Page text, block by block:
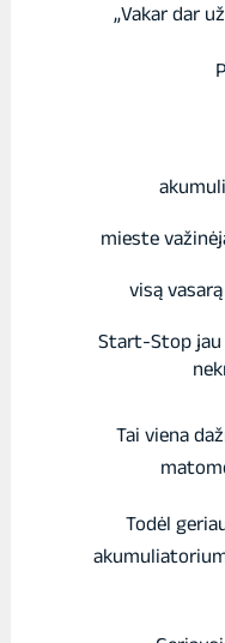
„Vakar dar
mieste
visą
Start-Stop jau
Tai viena
Todėl